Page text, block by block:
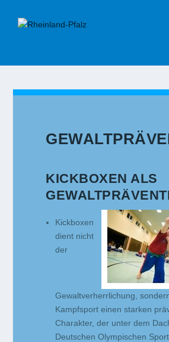
KICKBOXEN ALS
Kickboxen
dient nicht
der
Gewaltverherrlichung,
Kampfsport einen starken
Charakter, der unter dem
Deutschen Olympischen